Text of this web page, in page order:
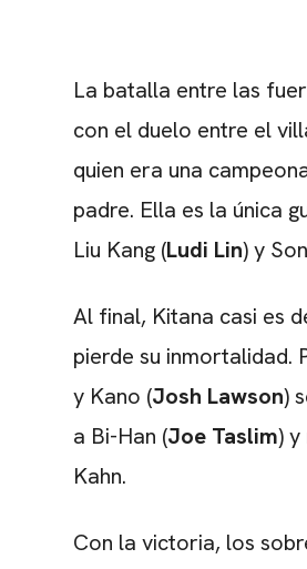
La batalla entre las
con el duelo entre el
quien era una
padre. Ella es la única
Liu Kang (Ludi Lin) y
Al final, Kitana casi es
pierde su inmortalidad.
y Kano (Josh Lawson)
a Bi-Han (Joe Taslim)
Kahn.
Con la victoria, los